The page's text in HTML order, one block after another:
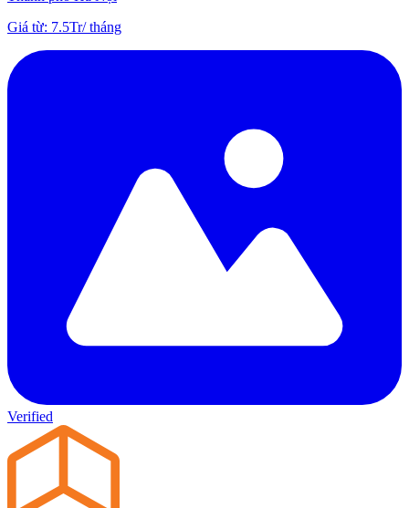
Giá từ: 7.5Tr/tháng
Verified